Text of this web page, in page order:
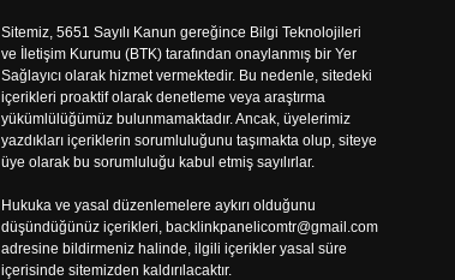
Sitemiz, 5651 Sayılı Kanun gereğince Bilgi Teknolojileri
ve İletişim Kurumu (BTK) tarafından onaylanmış bir Yer
Sağlayıcı olarak hizmet vermektedir. Bu nedenle, sitedeki
içerikleri proaktif olarak denetleme veya araştırma
yükümlülüğümüz bulunmamaktadır. Ancak, üyelerimiz
yazdıkları içeriklerin sorumluluğunu taşımakta olup, siteye
üye olarak bu sorumluluğu kabul etmiş sayılırlar.
Hukuka ve yasal düzenlemelere aykırı olduğunu
düşündüğünüz içerikleri, backlinkpanelicomtr@gmail.com
adresine bildirmeniz halinde, ilgili içerikler yasal süre
içerisinde sitemizden kaldırılacaktır.